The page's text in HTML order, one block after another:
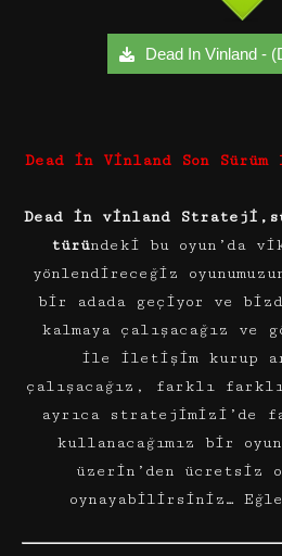
Dead In Vinland -
Dead in Vinland Son
Dead in vinland
türündeki bu oyun’da
yönlendireceğiz
bir adada geçiyor ve
kalmaya çalışacağız ve
ile iletişim kurup
çalışacağız, farklı farklı
ayrıca stratejimizi’de
kullanacağımız bir
üzerin’den ücretsiz
oynayabilirsiniz…